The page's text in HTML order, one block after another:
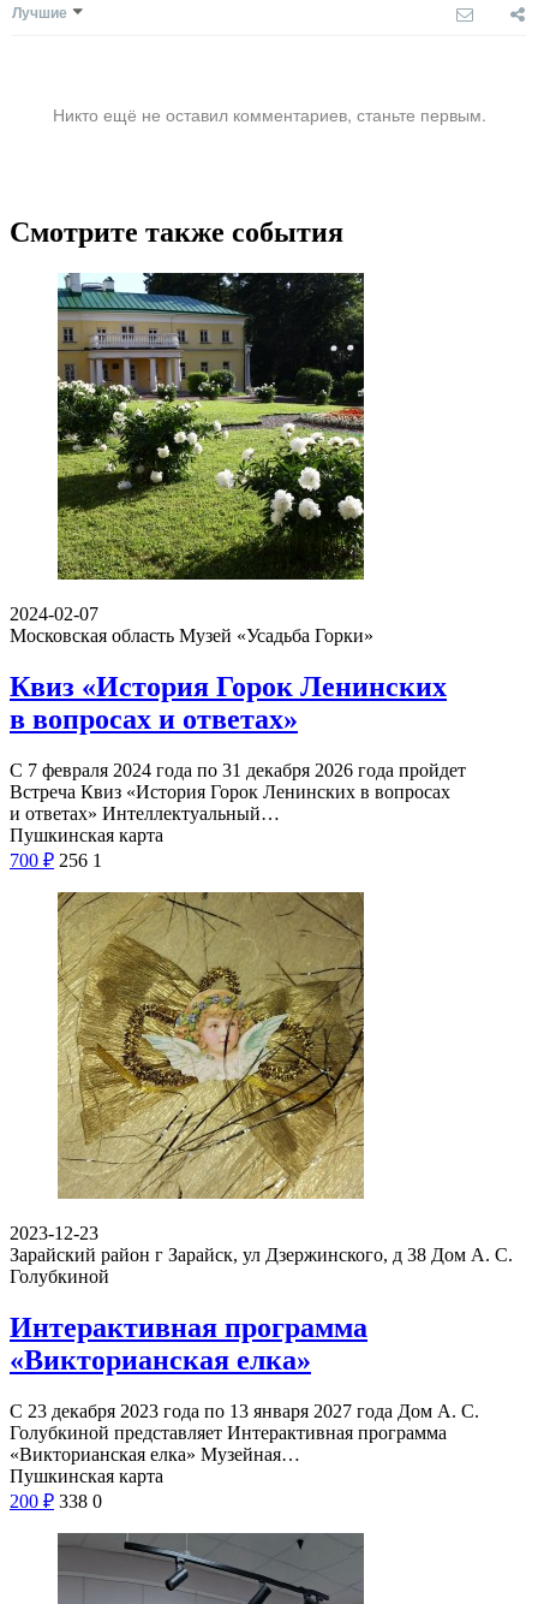
Лучшие
Никто ещё не оставил комментариев, станьте первым.
Смотрите также события
2024-02-07
Московская область Музей «Усадьба Горки»
Квиз «История Горок Ленинских
в вопросах и ответах»
С 7 февраля 2024 года по 31 декабря 2026 года пройдет
Встреча Квиз «История Горок Ленинских в вопросах
и ответах» Интеллектуальный…
Пушкинская карта
700 ₽ 256 1
2023-12-23
Зарайский район г Зарайск, ул Дзержинского, д 38 Дом А. С.
Голубкиной
Интерактивная программа
«Викторианская елка»
С 23 декабря 2023 года по 13 января 2027 года Дом А. С.
Голубкиной представляет Интерактивная программа
«Викторианская елка» Музейная…
Пушкинская карта
200 ₽ 338 0